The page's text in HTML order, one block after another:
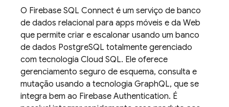
O Firebase SQL Connect é um serviço de banco
de dados relacional para apps móveis e da Web
que permite criar e escalonar usando um banco
de dados PostgreSQL totalmente gerenciado
com tecnologia Cloud SQL. Ele oferece
gerenciamento seguro de esquema, consulta e
mutação usando a tecnologia GraphQL, que se
integra bem ao Firebase Authentication. É